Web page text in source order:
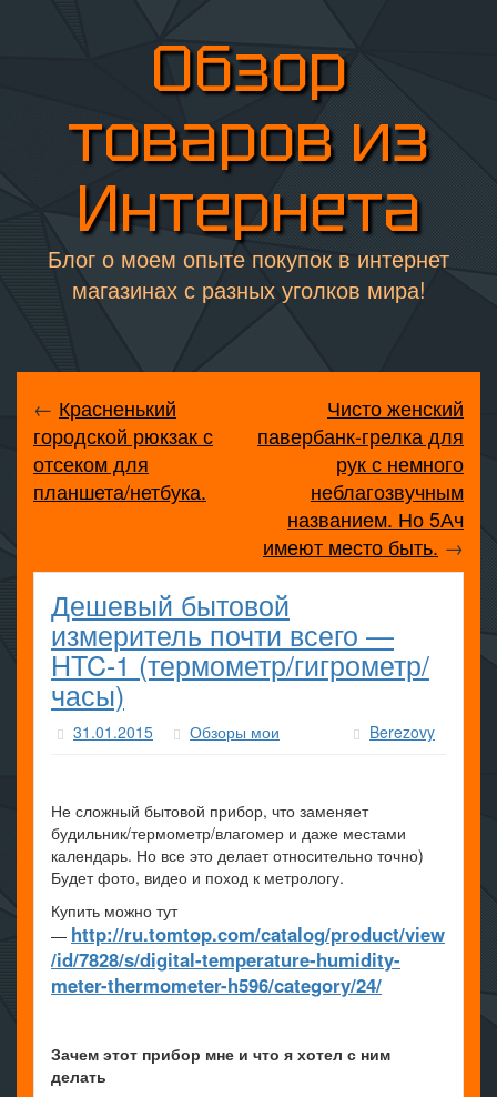
Обзор
товаров из
Интернета
Блог о моем опыте покупок в интернет
магазинах с разных уголков мира!
← Красненький
городской рюкзак с
отсеком для
планшета/нетбука.
Чисто женский
павербанк-грелка для
рук с немного
неблагозвучным
названием. Но 5Ач
имеют место быть. →
Дешевый бытовой
измеритель почти всего —
HTC-1 (термометр/гигрометр/
часы)
31.01.2015 Обзоры мои Berezovy
Не сложный бытовой прибор, что заменяет
будильник/термометр/влагомер и даже местами
календарь. Но все это делает относительно точно)
Будет фото, видео и поход к метрологу.
Купить можно тут
— http://ru.tomtop.com/catalog/product/view
/id/7828/s/digital-temperature-humidity-
meter-thermometer-h596/category/24/
Зачем этот прибор мне и что я хотел с ним
делать